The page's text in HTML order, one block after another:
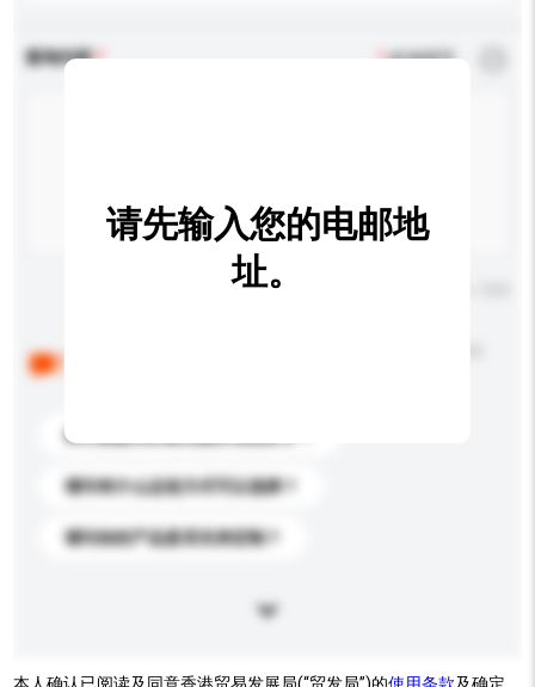
查询内容 *必须填写
你们能提供的最优惠价格是多少？
请问有什么运送方式可以选择？
请问你的产品是否支持定制？
请先输入您的电邮地
址。